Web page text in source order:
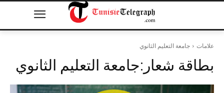
علامات جامعة التعليم الثانوي
بطاقة شعار:جامعة التعليم الثانوي